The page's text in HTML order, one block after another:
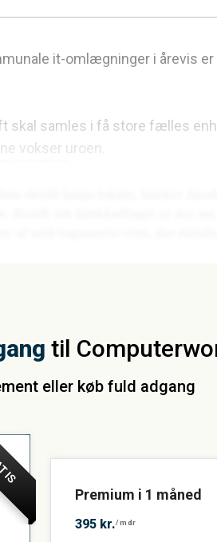
it-omlægninger i årevis er
skal samles i få store fælles
vokser uroen.
til
eller køb fuld adgang
Premium i 1 måned
395 kr./mdr